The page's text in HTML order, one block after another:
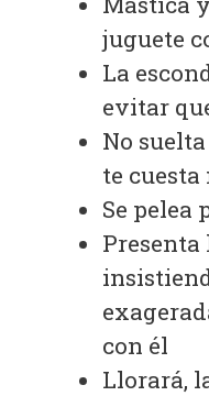
juguete
La
evitar
No
te
Se pelea
con él
Llorará,